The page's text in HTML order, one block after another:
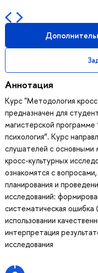
Аннотация
Курс "Методология
предназначен для
магистерской программе
психология”. Курс
слушателей с основными
кросс-культурных
ознакомятся с
планирования и
исследований:
систематическая
использовании
интерпретация
исследования